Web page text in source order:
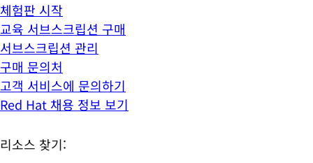
체험판 시작
교육 서브스크립션 구매
서브스크립션 관리
구매 문의처
고객 서비스에 문의하기
Red Hat 채용 정보 보기
리소스 찾기: